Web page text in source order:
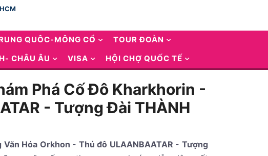
QUÔC-MÔNG CỔ
TOUR ĐOÀN
CHÂU ÂU VISA HỘI CHỢ QUỐC TẾ
Phá Cố Đô Kharkhorin -
- Tượng Đài THÀNH
Hóa Orkhon - Thủ đô ULAANBAATAR - Tượng